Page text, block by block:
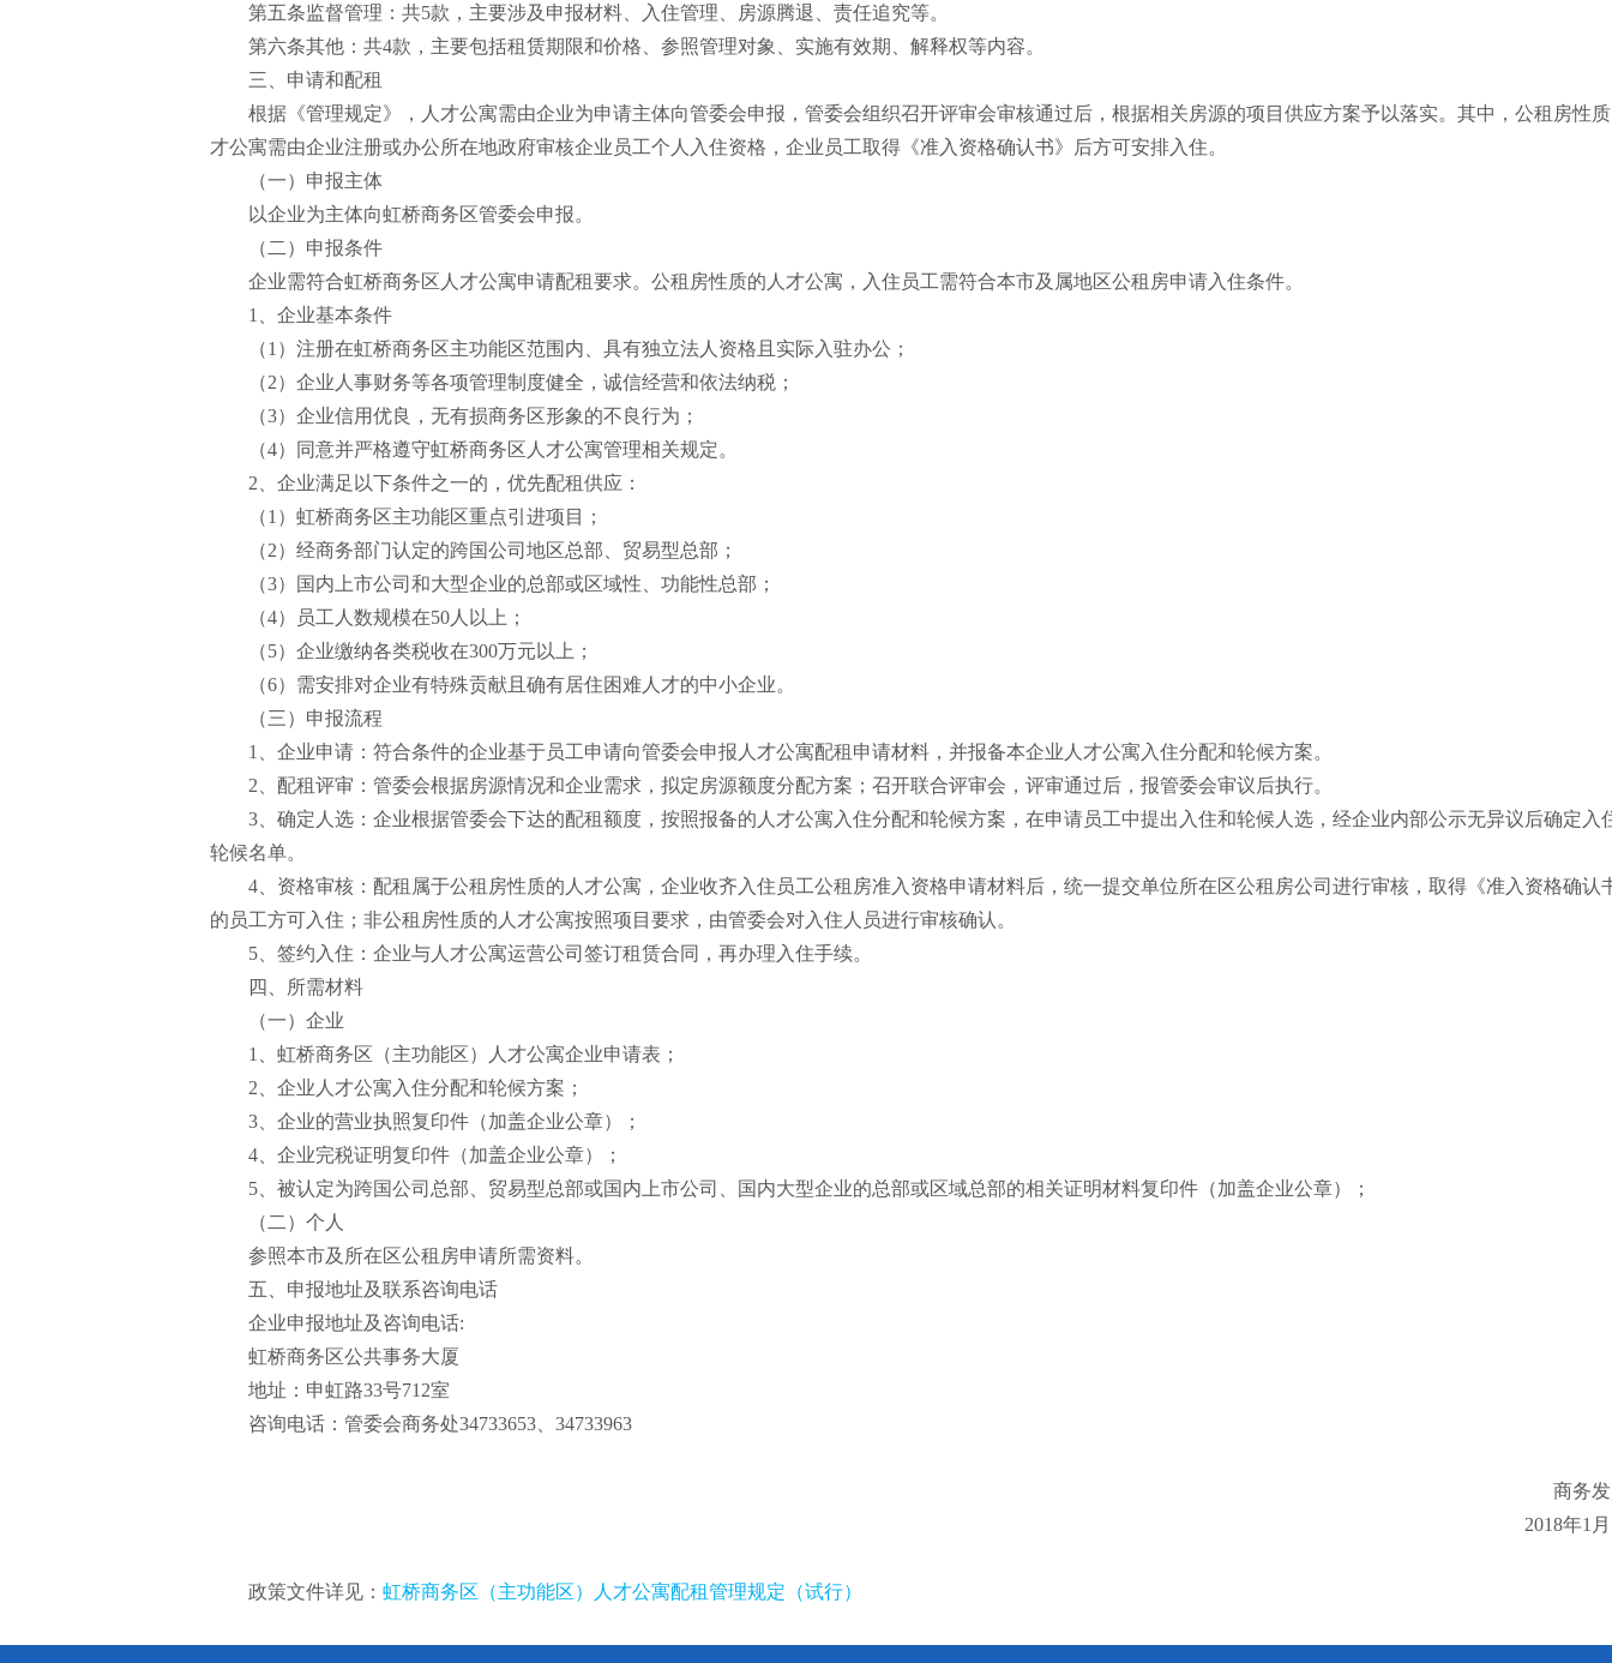
第五条监督管理：共5款，主要涉及申报材料、入住管理、房源腾退、责任追究等。
第六条其他：共4款，主要包括租赁期限和价格、参照管理对象、实施有效期、解释权等内容。
三、申请和配租
根据《管理规定》，人才公寓需由企业为申请主体向管委会申报，管委会组织召开评审会审核通过后，根据相关房源的项目供应方案予以落实。其中，公租房性
才公寓需由企业注册或办公所在地政府审核企业员工个人入住资格，企业员工取得《准入资格确认书》后方可安排入住。
（一）申报主体
以企业为主体向虹桥商务区管委会申报。
（二）申报条件
企业需符合虹桥商务区人才公寓申请配租要求。公租房性质的人才公寓，入住员工需符合本市及属地区公租房申请入住条件。
1、企业基本条件
（1）注册在虹桥商务区主功能区范围内、具有独立法人资格且实际入驻办公；
（2）企业人事财务等各项管理制度健全，诚信经营和依法纳税；
（3）企业信用优良，无有损商务区形象的不良行为；
（4）同意并严格遵守虹桥商务区人才公寓管理相关规定。
2、企业满足以下条件之一的，优先配租供应：
（1）虹桥商务区主功能区重点引进项目；
（2）经商务部门认定的跨国公司地区总部、贸易型总部；
（3）国内上市公司和大型企业的总部或区域性、功能性总部；
（4）员工人数规模在50人以上；
（5）企业缴纳各类税收在300万元以上；
（6）需安排对企业有特殊贡献且确有居住困难人才的中小企业。
（三）申报流程
1、企业申请：符合条件的企业基于员工申请向管委会申报人才公寓配租申请材料，并报备本企业人才公寓入住分配和轮候方案。
2、配租评审：管委会根据房源情况和企业需求，拟定房源额度分配方案；召开联合评审会，评审通过后，报管委会审议后执行。
3、确定人选：企业根据管委会下达的配租额度，按照报备的人才公寓入住分配和轮候方案，在申请员工中提出入住和轮候人选，经企业内部公示无异议后确定入
轮候名单。
4、资格审核：配租属于公租房性质的人才公寓，企业收齐入住员工公租房准入资格申请材料后，统一提交单位所在区公租房公司进行审核，取得《准入资格确认
的员工方可入住；非公租房性质的人才公寓按照项目要求，由管委会对入住人员进行审核确认。
5、签约入住：企业与人才公寓运营公司签订租赁合同，再办理入住手续。
四、所需材料
（一）企业
1、虹桥商务区（主功能区）人才公寓企业申请表；
2、企业人才公寓入住分配和轮候方案；
3、企业的营业执照复印件（加盖企业公章）；
4、企业完税证明复印件（加盖企业公章）；
5、被认定为跨国公司总部、贸易型总部或国内上市公司、国内大型企业的总部或区域总部的相关证明材料复印件（加盖企业公章）；
（二）个人
参照本市及所在区公租房申请所需资料。
五、申报地址及联系咨询电话
企业申报地址及咨询电话:
虹桥商务区公共事务大厦
地址：申虹路33号712室
咨询电话：管委会商务处34733653、34733963
商务
2018年1
政策文件详见： 虹桥商务区（主功能区）人才公寓配租管理规定（试行）